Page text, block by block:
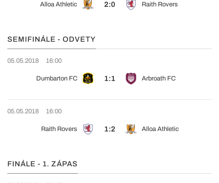
Alloa Athletic 2:0 Raith Rovers
SEMIFINÁLE - ODVETY
05.05.2018 16:00
Dumbarton FC 1:1 Arbroath FC
05.05.2018 16:00
Raith Rovers 1:2 Alloa Athletic
FINÁLE - 1. ZÁPAS